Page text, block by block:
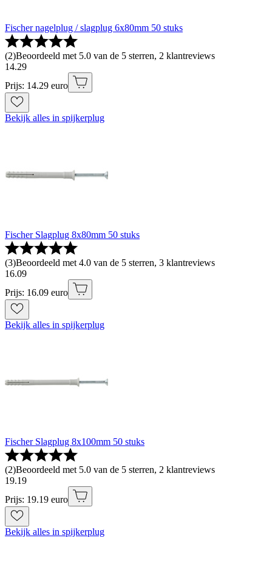
Fischer nagelplug / slagplug 6x80mm 50 stuks
(2)Beoordeeld met 5.0 van de 5 sterren, 2 klantreviews
14.29
Prijs: 14.29 euro
Bekijk alles in spijkerplug
Fischer Slagplug 8x80mm 50 stuks
(3)Beoordeeld met 4.0 van de 5 sterren, 3 klantreviews
16.09
Prijs: 16.09 euro
Bekijk alles in spijkerplug
Fischer Slagplug 8x100mm 50 stuks
(2)Beoordeeld met 5.0 van de 5 sterren, 2 klantreviews
19.19
Prijs: 19.19 euro
Bekijk alles in spijkerplug